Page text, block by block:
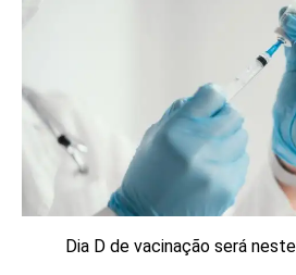
Dia D de vacinação será